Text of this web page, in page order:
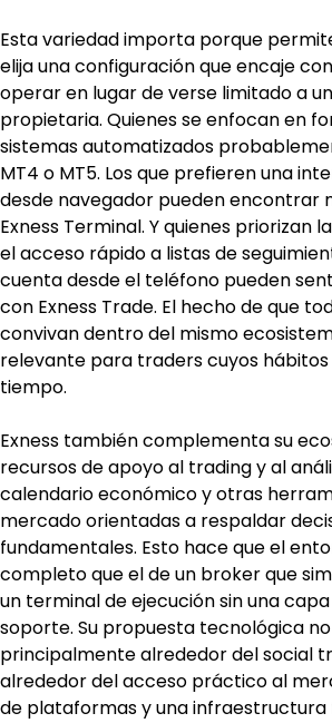
Esta variedad importa porque
elija una configuración que encaje
operar en lugar de verse limitado a
propietaria. Quienes se enfocan en
sistemas automatizados
MT4 o MT5. Los que prefieren una
desde navegador pueden encontrar
Exness Terminal. Y quienes priorizan
el acceso rápido a listas de
cuenta desde el teléfono pueden
con Exness Trade. El hecho de que
convivan dentro del mismo
relevante para traders cuyos
tiempo.
Exness también complementa su
recursos de apoyo al trading y al
calendario económico y otras
mercado orientadas a respaldar
fundamentales. Esto hace que el
completo que el de un broker que
un terminal de ejecución sin una
soporte. Su propuesta tecnológica
principalmente alrededor del social
alrededor del acceso práctico al
de plataformas y una infraestructura